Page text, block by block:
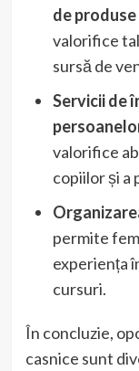
de
valorifice
sursă de
Servicii de
valorifice
copiilor și a
permite
experiența
cursuri.
În concluzie,
casnice sunt